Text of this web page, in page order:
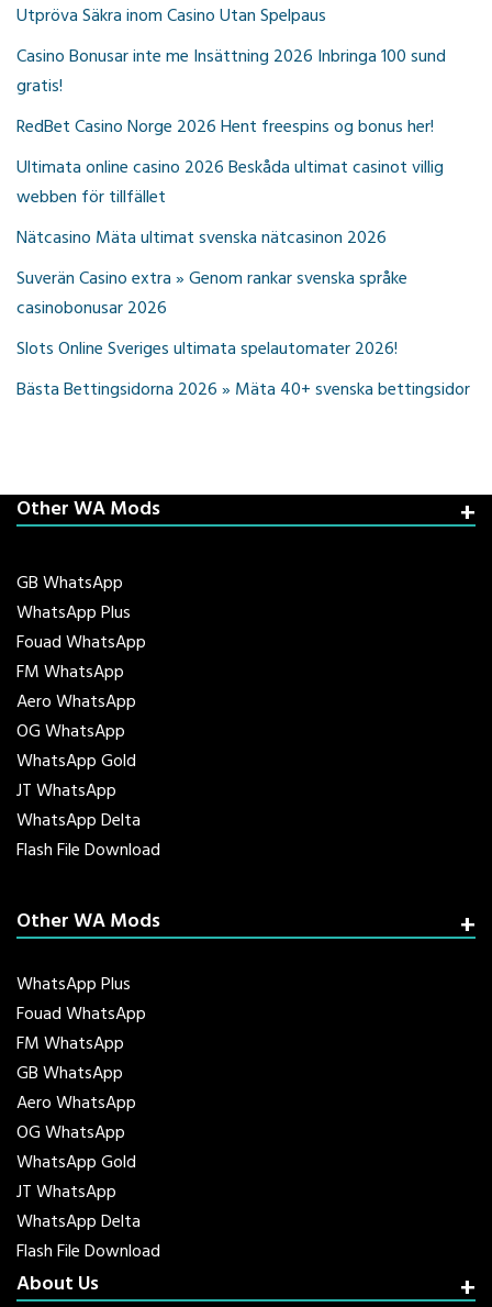
Utpröva Säkra inom Casino Utan Spelpaus
Casino Bonusar inte me Insättning 2026 Inbringa 100 sund
gratis!
RedBet Casino Norge 2026 Hent freespins og bonus her!
Ultimata online casino 2026 Beskåda ultimat casinot villig
webben för tillfället
Nätcasino Mäta ultimat svenska nätcasinon 2026
Suverän Casino extra » Genom rankar svenska språke
casinobonusar 2026
Slots Online Sveriges ultimata spelautomater 2026!
Bästa Bettingsidorna 2026 » Mäta 40+ svenska bettingsidor
Other WA Mods
GB WhatsApp
WhatsApp Plus
Fouad WhatsApp
FM WhatsApp
Aero WhatsApp
OG WhatsApp
WhatsApp Gold
JT WhatsApp
WhatsApp Delta
Flash File Download
Other WA Mods
WhatsApp Plus
Fouad WhatsApp
FM WhatsApp
GB WhatsApp
Aero WhatsApp
OG WhatsApp
WhatsApp Gold
JT WhatsApp
WhatsApp Delta
Flash File Download
About Us